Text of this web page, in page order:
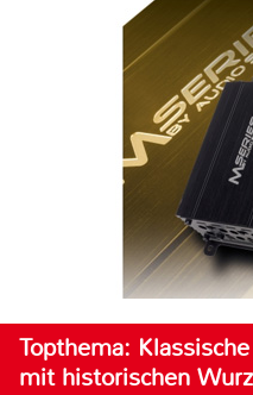
Topthema:
mit historischen